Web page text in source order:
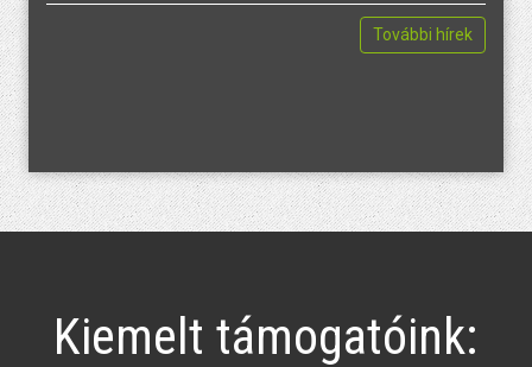
További hírek
Kiemelt támogatóink: